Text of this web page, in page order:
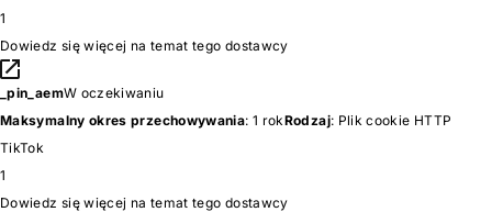
1
Dowiedz się więcej na temat tego dostawcy
_pin_aemW oczekiwaniu
Maksymalny okres przechowywania: 1 rokRodzaj: Plik cookie HTTP
TikTok
1
Dowiedz się więcej na temat tego dostawcy